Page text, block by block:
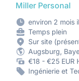
Miller Personal
environ 2 mois
Temps plein
Sur site
Augsburg,
€18 - €25 EUR
Ingénierie et